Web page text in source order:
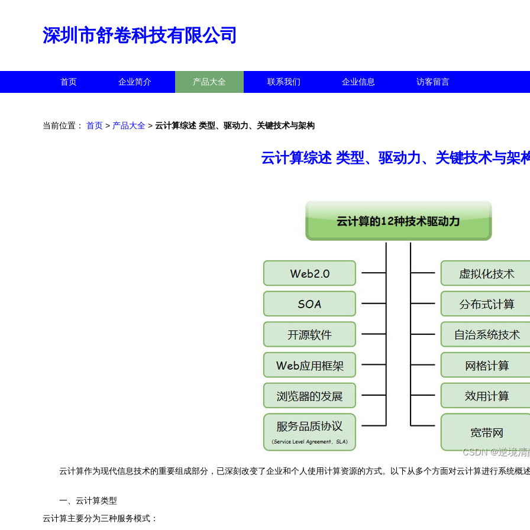
深圳市舒卷科技有限公司
首页 企业简介 产品大全 联系我们 企业信息 访客留言
当前位置： 首页 > 产品大全 > 云计算综述 类型、驱动力、关键技术与架构
云计算综述 类型、驱动力、关键技术与架
云计算作为现代信息技术的重要组成部分，已深刻改变了企业和个人使用计算资源的方式。以下从多个方面对云计算进行系统概
一、云计算类型
云计算主要分为三种服务模式：